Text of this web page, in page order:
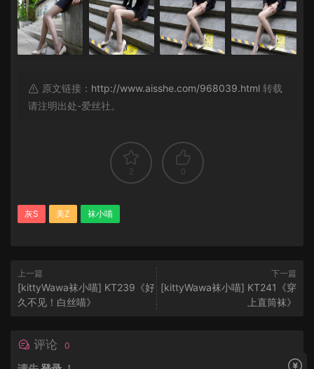
原文链接： http://www.aisshe.com/968039.html 转载
请注明出处-爱丝社。
2 0
灰S 美Z 袜小喵
上一篇
[kittyWawa袜小喵] KT239《好
久不见！白丝喵》
下一篇
[kittyWawa袜小喵] KT241《穿
上直筒袜》
评论 0